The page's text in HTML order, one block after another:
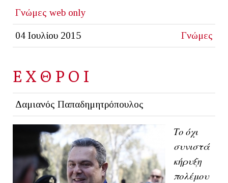
Γνώμες web only
04 Ιουλίου 2015 Γνώμες
Ε Χ Θ Ρ Ο Ι
Δαμιανός Παπαδημητρόπουλος
Το όχι
συνιστά
κήρυξη
πολέμου